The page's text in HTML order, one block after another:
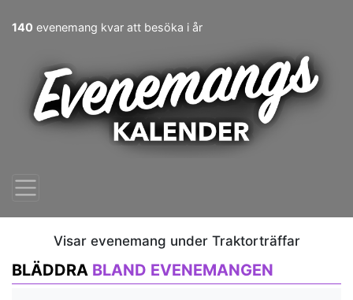
140 evenemang kvar att besöka i år
Visar evenemang under Traktorträffar
BLÄDDRA BLAND EVENEMANGEN